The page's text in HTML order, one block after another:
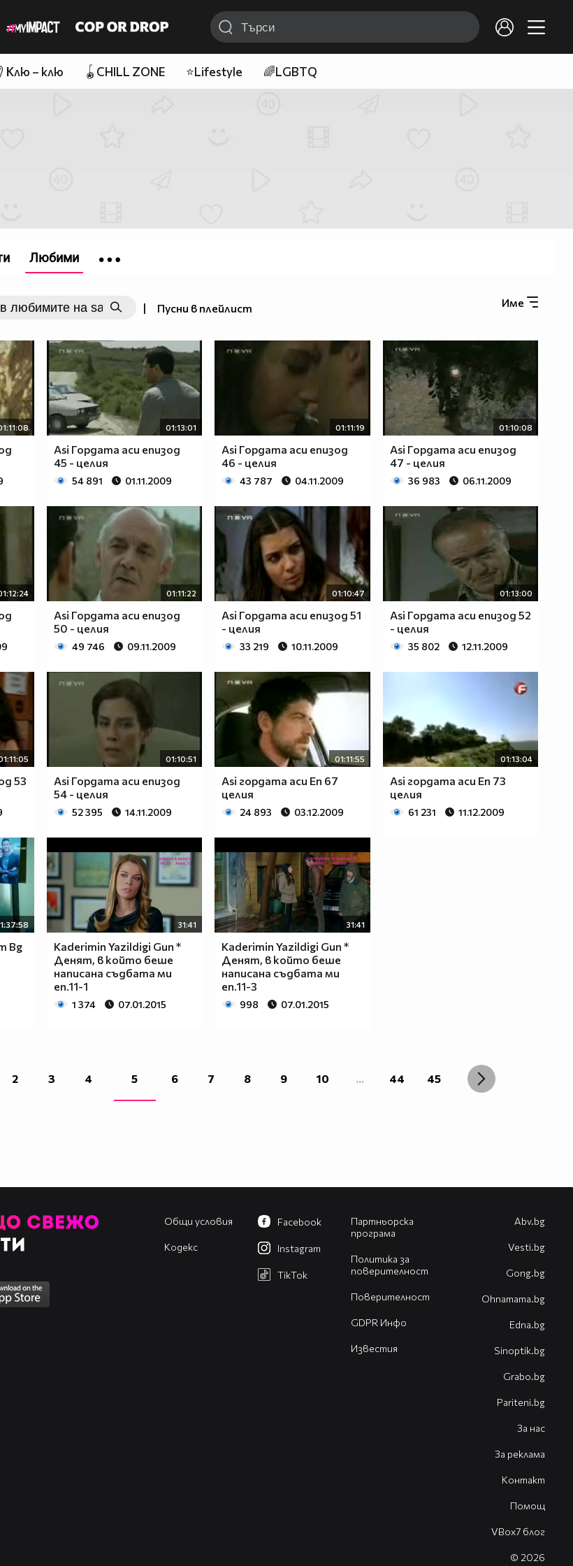
Клю – клю 🪀CHILL ZONE ⭐Lifestyle 🌈LGBTQ
| Пусни в плейлист Име
01:13:01
Asi Гордата аси епизод
45 - целия
54 891 01.11.2009
01:11:19
Asi Гордата аси епизод
46 - целия
43 787 04.11.2009
01:10:08
Asi Гордата аси епизод
47 - целия
36 983 06.11.2009
01:11:22
Asi Гордата аси епизод
50 - целия
49 746 09.11.2009
01:10:47
Asi Гордата аси епизод 51
- целия
33 219 10.11.2009
01:13:00
Asi Гордата аси епизод 52
- целия
35 802 12.11.2009
53
01:10:51
Asi Гордата аси епизод
54 - целия
52 395 14.11.2009
01:11:55
Asi гордата аси Eп 67
целия
24 893 03.12.2009
01:13:04
Asi гордата аси Eп 73
целия
61 231 11.12.2009
Bg
31:41
Kaderimin Yazildigi Gun *
Денят, в който беше
написана съдбата ми
еп.11-1
1 374 07.01.2015
31:41
Kaderimin Yazildigi Gun *
Денят, в който беше
написана съдбата ми
еп.11-3
998 07.01.2015
2 3 4 5 6 7 8 9 10 ... 44 45
Любими
Общи условия
Кодекс
Партньорска
програма
Политика за
поверителност
Поверителност
GDPR Инфо
Известия
Facebook
Instagram
TikTok
Abv.bg
Vesti.bg
Gong.bg
Оhnamama.bg
Edna.bg
Sinoptik.bg
Grabo.bg
Pariteni.bg
За нас
За реклама
Контакт
Помощ
VBox7 блог
© 2026